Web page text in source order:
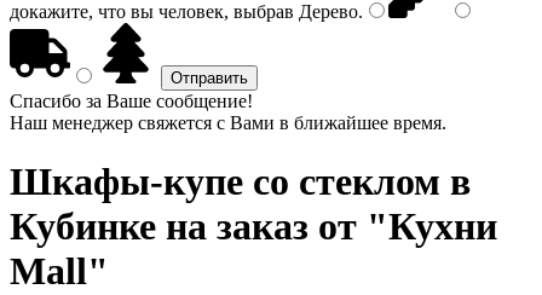
докажите, что вы человек, выбрав Дерево.
Спасибо за Ваше сообщение!
Наш менеджер свяжется с Вами в ближайшее время.
Шкафы-купе со стеклом в
Кубинке на заказ от "Кухни
Mall"